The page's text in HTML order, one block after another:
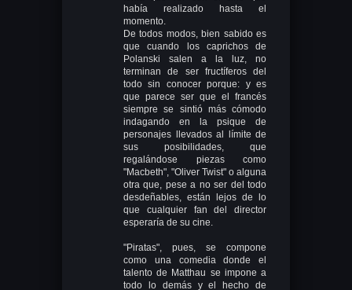
había realizado hasta el
momento.
De todos modos, bien sabido es
que cuando los caprichos de
Polanski salen a la luz, no
terminan de ser fructíferos del
todo sin conocer porque: y es
que parece ser que el francés
siempre se sintió más cómodo
indagando en la psique de
personajes llevados al límite de
sus posibilidades, que
regalándose piezas como
"Macbeth", "Oliver Twist" o alguna
otra que, pese a no ser del todo
desdeñables, están lejos de lo
que cualquier fan del director
esperaría de su cine.
"Piratas", pues, se compone
como una comedia donde el
talento de Matthau se impone a
todo lo demás y el hecho de